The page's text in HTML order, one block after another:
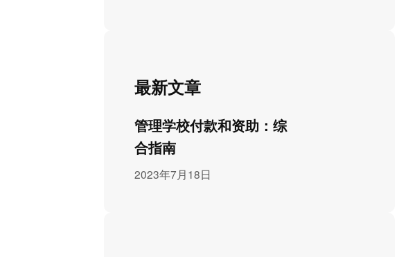
最新文章
管理学校付款和资助：综
合指南
2023年7月18日